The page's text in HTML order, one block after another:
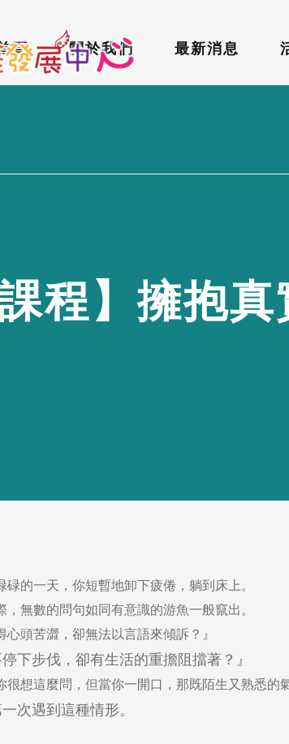
頁 關於我們 最新消息
程 】擁抱真
碌的一天，你短暫地卸下疲倦，躺到床上。
，無數的問句如同有意識的游魚一般竄出。
心頭苦澀，卻無法以言語來傾訴？』
停下步伐，卻有生活的重擔阻擋著？』
很想這麼問，但當你一開口，那既陌生又熟悉的
次遇到這種情形。